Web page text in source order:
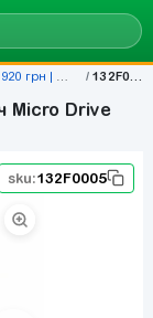
132F0005
Micro Drive
sku:132F0005